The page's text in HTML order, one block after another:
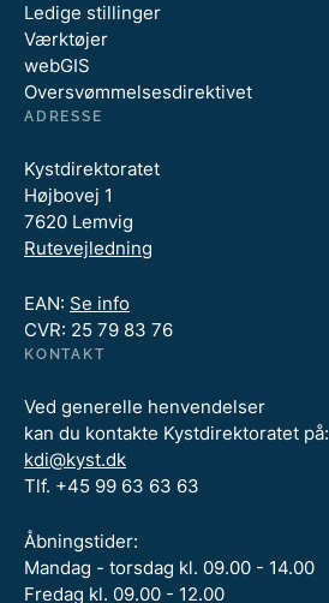
Ledige stillinger
Værktøjer
webGIS
Oversvømmelsesdirektivet
ADRESSE
Kystdirektoratet
Højbovej 1
7620 Lemvig
Rutevejledning
EAN: Se info
CVR: 25 79 83 76
KONTAKT
Ved generelle henvendelser
kan du kontakte Kystdirektoratet på:
kdi@kyst.dk
Tlf. +45 99 63 63 63
Åbningstider:
Mandag - torsdag kl. 09.00 - 14.00
Fredag kl. 09.00 - 12.00